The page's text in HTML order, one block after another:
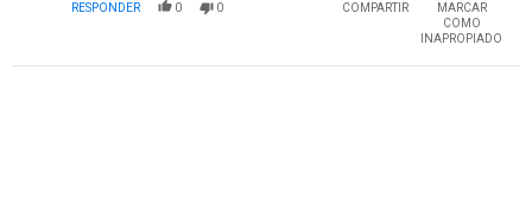
RESPONDER 0 0 COMPARTIR
MARCAR
COMO
INAPROPIADO